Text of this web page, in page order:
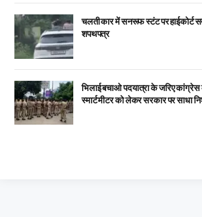
चलती कार में सनरूफ स्टंट पर हाईकोर्ट
शपथपत्र
भिलाई बचाओ पदयात्रा के जरिए कांग्रेस
स्मार्ट मीटर को लेकर सरकार पर साधा